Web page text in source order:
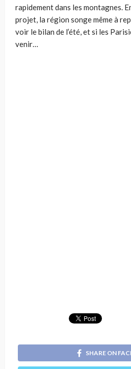
rapidement dans les montagnes.
projet, la région songe même à
voir le bilan de l’été, et si les
venir…
SHARE ON